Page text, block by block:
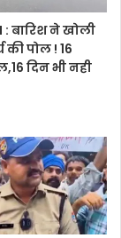
: बारिश ने खोली
की पोल ! 16
दिन भी नही